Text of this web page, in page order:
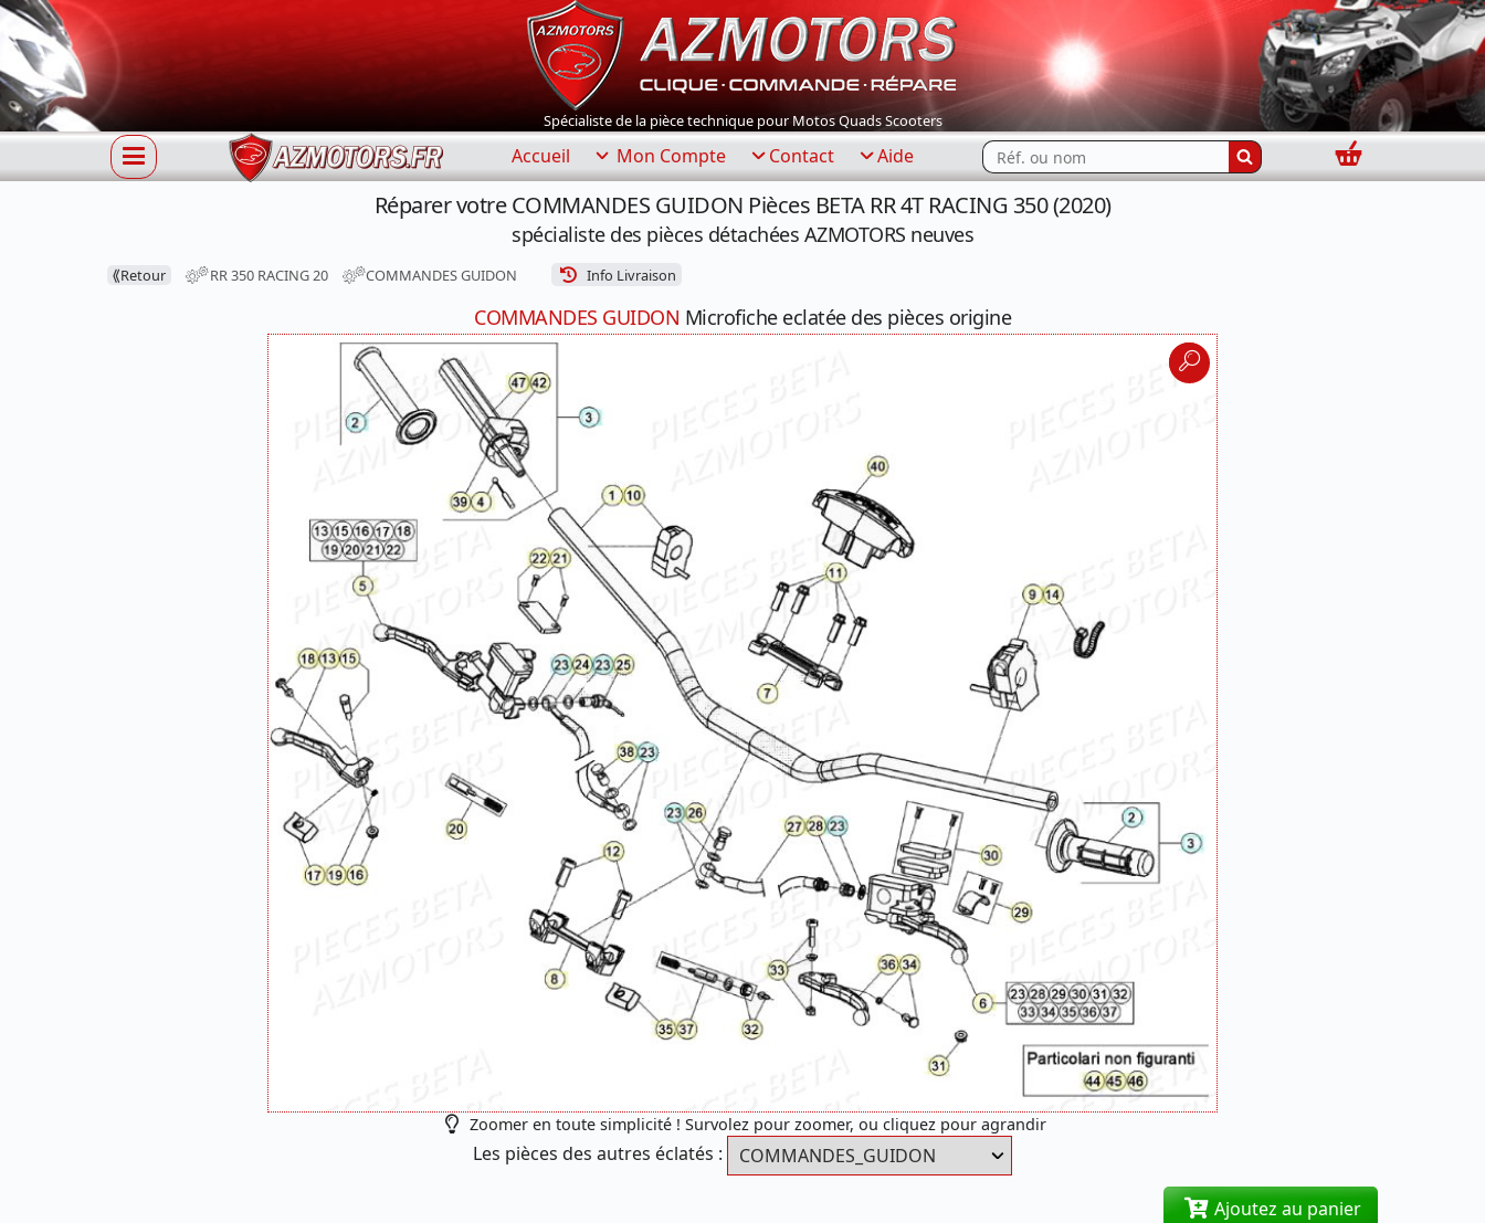
Spécialiste de la pièce technique pour Motos Quads Scooters
Accueil Mon Compte Contact Aide Rechercher...
Panier
Réparer votre COMMANDES GUIDON Pièces BETA RR 4T RACING 350 (2020)
spécialiste des pièces détachées AZMOTORS neuves
⟪Retour RR 350 RACING 20 COMMANDES GUIDON Info Livraison
COMMANDES GUIDON Microfiche eclatée des pièces origine
Zoomer en toute simplicité ! Survolez pour zoomer, ou cliquez pour agrandir
Les pièces des autres éclatés :
Ajoutez au panier